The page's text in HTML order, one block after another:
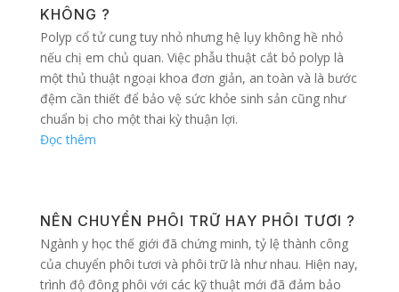
KHÔNG ?
Polyp cổ tử cung tuy nhỏ nhưng hệ lụy không hề nhỏ
nếu chị em chủ quan. Việc phẫu thuật cắt bỏ polyp là
một thủ thuật ngoại khoa đơn giản, an toàn và là bước
đệm cần thiết để bảo vệ sức khỏe sinh sản cũng như
chuẩn bị cho một thai kỳ thuận lợi.
Đọc thêm
NÊN CHUYỂN PHÔI TRỮ HAY PHÔI TƯƠI ?
Ngành y học thế giới đã chứng minh, tỷ lệ thành công
của chuyển phôi tươi và phôi trữ là như nhau. Hiện nay,
trình độ đông phôi với các kỹ thuật mới đã đảm bảo